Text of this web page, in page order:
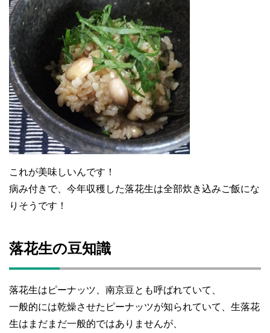
これが美味しいんです！
病み付きで、今年収穫した落花生は全部炊き込みご飯にな
りそうです！
落花生の豆知識
落花生はピーナッツ、南京豆とも呼ばれていて、
一般的には乾燥させたピーナッツが知られていて、生落花
生はまだまだ一般的ではありませんが、